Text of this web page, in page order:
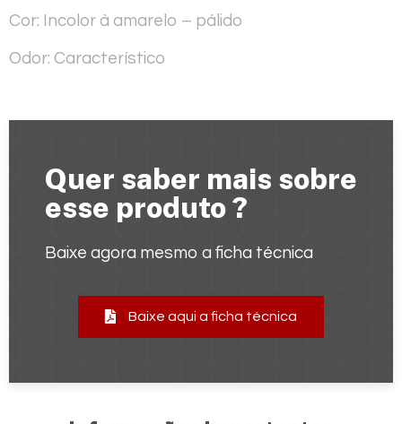
Quer saber mais sobre
esse produto ?
Baixe agora mesmo a ficha técnica
Baixe aqui a ficha técnica
Cor: Incolor à amarelo – pálido
Odor: Característico